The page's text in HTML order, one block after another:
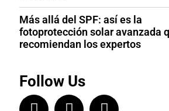
Más allá del SPF: así es la
fotoprotección solar avanzada
recomiendan los expertos
Follow Us